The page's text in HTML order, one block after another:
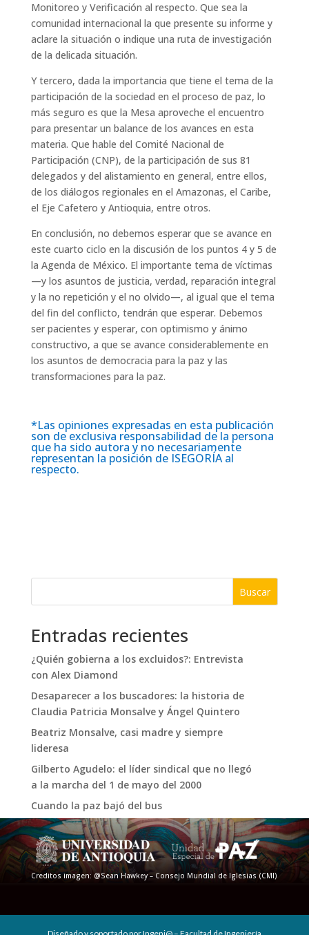
Monitoreo y Verificación al respecto. Que sea la
comunidad internacional la que presente su informe y
aclare la situación o indique una ruta de investigación
de la delicada situación.
Y tercero, dada la importancia que tiene el tema de la
participación de la sociedad en el proceso de paz, lo
más seguro es que la Mesa aproveche el encuentro
para presentar un balance de los avances en esta
materia. Que hable del Comité Nacional de
Participación (CNP), de la participación de sus 81
delegados y del alistamiento en general, entre ellos,
de los diálogos regionales en el Amazonas, el Caribe,
el Eje Cafetero y Antioquia, entre otros.
En conclusión, no debemos esperar que se avance en
este cuarto ciclo en la discusión de los puntos 4 y 5 de
la Agenda de México. El importante tema de víctimas
—y los asuntos de justicia, verdad, reparación integral
y la no repetición y el no olvido—, al igual que el tema
del fin del conflicto, tendrán que esperar. Debemos
ser pacientes y esperar, con optimismo y ánimo
constructivo, a que se avance considerablemente en
los asuntos de democracia para la paz y las
transformaciones para la paz.
*Las opiniones expresadas en esta publicación
son de exclusiva responsabilidad de la persona
que ha sido autora y no necesariamente
representan la posición de ISEGORÍA al
respecto.
Buscar
Entradas recientes
¿Quién gobierna a los excluidos?: Entrevista
con Alex Diamond
Desaparecer a los buscadores: la historia de
Claudia Patricia Monsalve y Ángel Quintero
Beatriz Monsalve, casi madre y siempre
lideresa
Gilberto Agudelo: el líder sindical que no llegó
a la marcha del 1 de mayo del 2000
Cuando la paz bajó del bus
Creditos imagen: @Sean Hawkey – Consejo Mundial de Iglesias (CMI)